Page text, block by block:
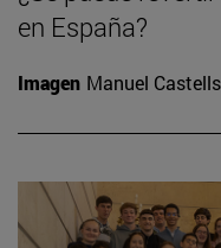
en España?
Imagen Manuel Castells